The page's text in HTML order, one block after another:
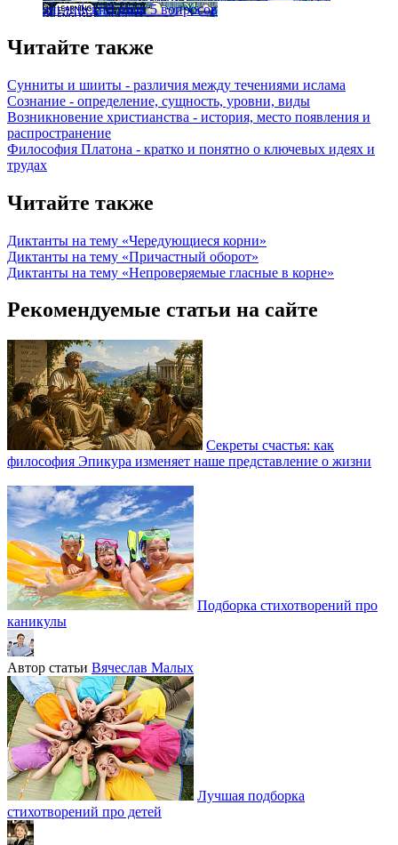
английский язык 5 вопросов
Читайте также
Сунниты и шииты - различия между течениями ислама
Сознание - определение, сущность, уровни, виды
Возникновение христианства - история, место появления и
распространение
Философия Платона - кратко и понятно о ключевых идеях и
трудах
Читайте также
Диктанты на тему «Чередующиеся корни»
Диктанты на тему «Причастный оборот»
Диктанты на тему «Непроверяемые гласные в корне»
Рекомендуемые статьи на сайте
Секреты счастья: как
философия Эпикура изменяет наше представление о жизни
Подборка стихотворений про
каникулы
Автор статьи Вячеслав Малых
Лучшая подборка
стихотворений про детей